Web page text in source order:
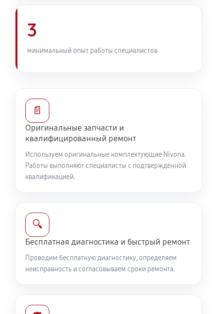
3
минимальный опыт работы специалистов
📄
Оригинальные запчасти и
квалифицированный ремонт
Используем оригинальные комплектующие Nivona.
Работы выполняют специалисты с подтверждённой
квалификацией.
🔍
Бесплатная диагностика и быстрый ремонт
Проводим бесплатную диагностику, определяем
неисправность и согласовываем сроки ремонта.